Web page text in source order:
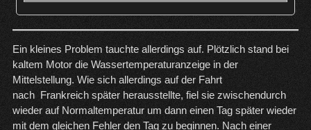
Ein kleines Problem tauchte allerdings auf. Plötzlich stand bei
kaltem Motor die Wassertemperaturanzeige in der
Mittelstellung. Wie sich allerdings auf der Fahrt
nach Frankreich später herausstellte, fiel sie zwischendurch
wieder auf Normaltemperatur um dann einen Tag später wieder
mit dem gleichen Fehler den Tag zu beginnen. Nach einer